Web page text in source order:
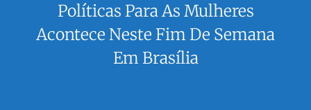
Políticas Para As Mulheres
Acontece Neste Fim De Semana
Em Brasília